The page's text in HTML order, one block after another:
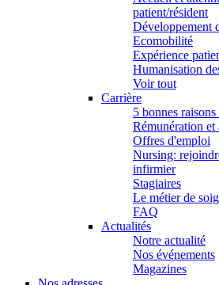
patient/résident
Développement
Ecomobilité
Expérience
Humanisation
Voir tout
Carrière
5 bonnes
Rémunération et
Offres d'emploi
Nursing:
infirmier
Stagiaires
Le métier de
FAQ
Actualités
Notre actualité
Nos événements
Magazines